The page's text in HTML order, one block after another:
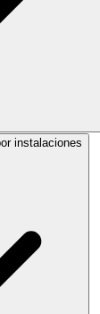
instalaciones